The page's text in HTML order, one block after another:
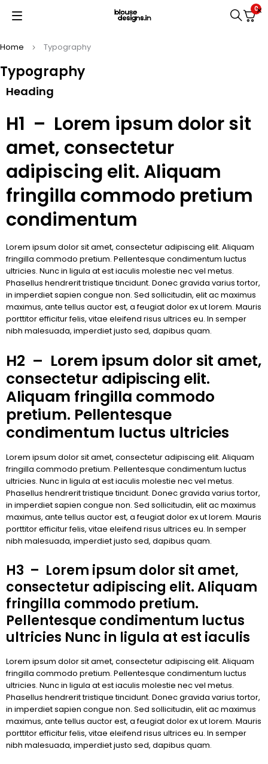
0
Typography
Home Typography
Heading
H1 – Lorem ipsum dolor sit
amet, consectetur
adipiscing elit. Aliquam
fringilla commodo pretium
condimentum
Lorem ipsum dolor sit amet, consectetur adipiscing elit. Aliquam
fringilla commodo pretium. Pellentesque condimentum luctus
ultricies. Nunc in ligula at est iaculis molestie nec vel metus.
Phasellus hendrerit tristique tincidunt. Donec gravida varius tortor,
in imperdiet sapien congue non. Sed sollicitudin, elit ac maximus
maximus, ante tellus auctor est, a feugiat dolor ex ut lorem. Mauris
porttitor efficitur felis, vitae eleifend risus ultrices eu. In semper
nibh malesuada, imperdiet justo sed, dapibus quam.
H2 – Lorem ipsum dolor sit amet,
consectetur adipiscing elit.
Aliquam fringilla commodo
pretium. Pellentesque
condimentum luctus ultricies
Lorem ipsum dolor sit amet, consectetur adipiscing elit. Aliquam
fringilla commodo pretium. Pellentesque condimentum luctus
ultricies. Nunc in ligula at est iaculis molestie nec vel metus.
Phasellus hendrerit tristique tincidunt. Donec gravida varius tortor,
in imperdiet sapien congue non. Sed sollicitudin, elit ac maximus
maximus, ante tellus auctor est, a feugiat dolor ex ut lorem. Mauris
porttitor efficitur felis, vitae eleifend risus ultrices eu. In semper
nibh malesuada, imperdiet justo sed, dapibus quam.
H3 – Lorem ipsum dolor sit amet,
consectetur adipiscing elit. Aliquam
fringilla commodo pretium.
Pellentesque condimentum luctus
ultricies Nunc in ligula at est iaculis
Lorem ipsum dolor sit amet, consectetur adipiscing elit. Aliquam
fringilla commodo pretium. Pellentesque condimentum luctus
ultricies. Nunc in ligula at est iaculis molestie nec vel metus.
Phasellus hendrerit tristique tincidunt. Donec gravida varius tortor,
in imperdiet sapien congue non. Sed sollicitudin, elit ac maximus
maximus, ante tellus auctor est, a feugiat dolor ex ut lorem. Mauris
porttitor efficitur felis, vitae eleifend risus ultrices eu. In semper
nibh malesuada, imperdiet justo sed, dapibus quam.